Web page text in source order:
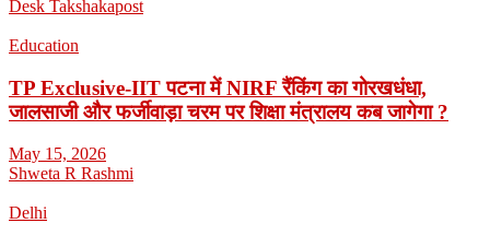
Desk Takshakapost
Education
TP Exclusive-IIT पटना में NIRF रैंकिंग का गोरखधंधा,
जालसाजी और फर्जीवाड़ा चरम पर शिक्षा मंत्रालय कब जागेगा ?
May 15, 2026
Shweta R Rashmi
Delhi